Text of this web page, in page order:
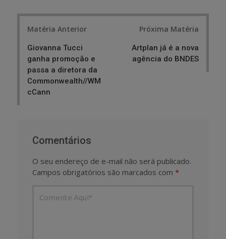
Matéria Anterior
Giovanna Tucci
ganha promoção e
passa a diretora da
Commonwealth//WM
cCann
Próxima Matéria
Artplan já é a nova
agência do BNDES
Comentários
O seu endereço de e-mail não será publicado.
Campos obrigatórios são marcados com *